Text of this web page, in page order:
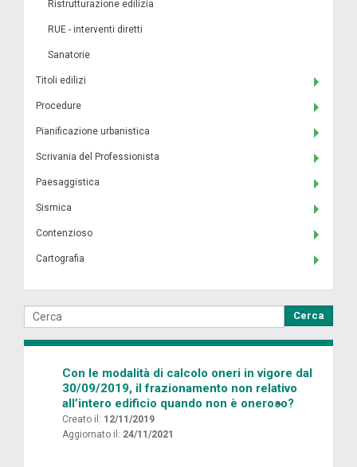
Ristrutturazione edilizia
RUE - interventi diretti
Sanatorie
Titoli edilizi
Procedure
Pianificazione urbanistica
Scrivania del Professionista
Paesaggistica
Sismica
Contenzioso
Cartografia
Cerca
Con le modalità di calcolo oneri in vigore dal
30/09/2019, il frazionamento non relativo
all’intero edificio quando non è oneroso?
Creato il: 12/11/2019
Aggiornato il: 24/11/2021